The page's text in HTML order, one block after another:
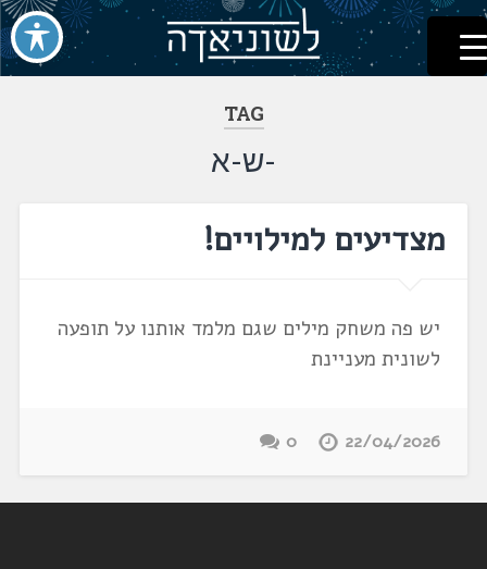
דלג
לתוכן
לשוניאדה
עברית. לשון. שפה
TAG
-ש-א
מצדיעים למילויים!
יש פה משחק מילים שגם מלמד אותנו על תופעה
לשונית מעניינת
22/04/2026
0